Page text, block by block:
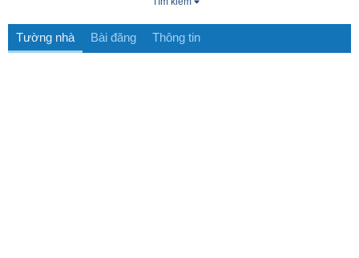
Tường nhà Bài đăng Thông tin